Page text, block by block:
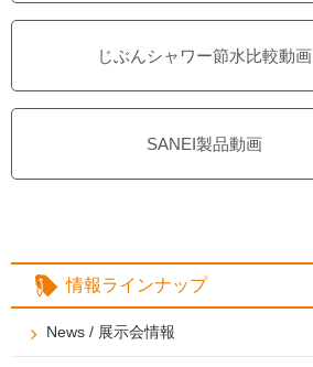
じぶんシャワー節水比較動画
SANEI製品動画
情報ラインナップ
News / 展示会情報